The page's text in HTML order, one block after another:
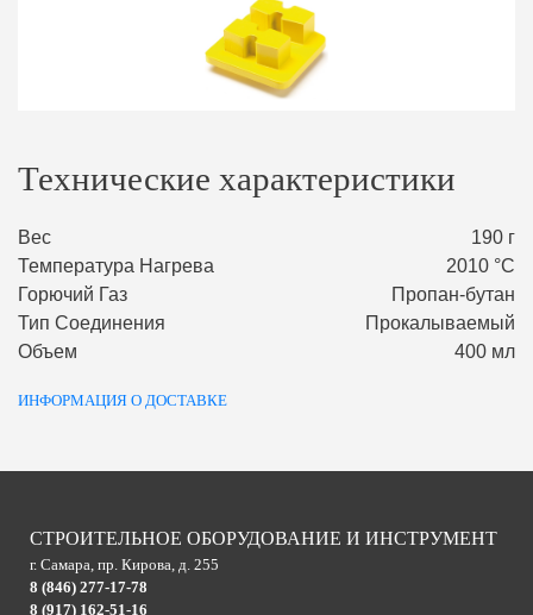
Технические характеристики
Вес
190 г
Температура Нагрева
2010 °С
Горючий Газ
Пропан-бутан
Тип Соединения
Прокалываемый
Объем
400 мл
ИНФОРМАЦИЯ О ДОСТАВКЕ
СТРОИТЕЛЬНОЕ ОБОРУДОВАНИЕ И ИНСТРУМЕНТ
г. Самара, пр. Кирова, д. 255
8 (846) 277-17-78
8 (917) 162-51-16